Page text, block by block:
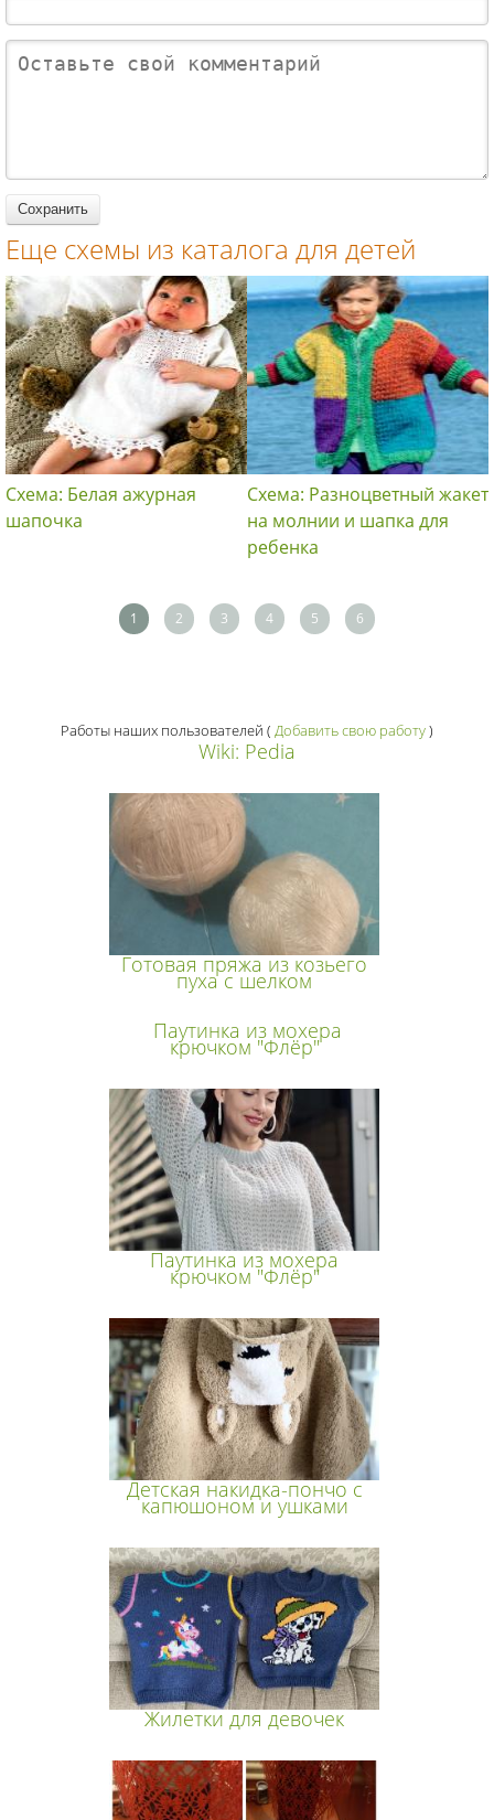
й жакет для
девочки на
ажурным
рисунком
пуговицах с
v-образным
узором и
Еще схемы из каталога для детей
Схема: Белая ажурная
шапочка
Схема: Разноцветный жакет
на молнии и шапка для
ребенка
1 2 3 4 5 6
Работы наших пользователей ( Добавить свою работу)
Wiki: Pedia
Готовая пряжа из козьего
пуха с шелком
Паутинка из мохера
крючком "Флёр"
Паутинка из мохера
крючком "Флёр"
Детская накидка-пончо с
капюшоном и ушками
Жилетки для девочек